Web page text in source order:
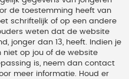
de toestemming heeft van
schriftelijk of op een andere
weten dat de website
jonger dan 13, heeft. Indien je
niet op jou of de website
is, neem dan contact
meer informatie. Houd er